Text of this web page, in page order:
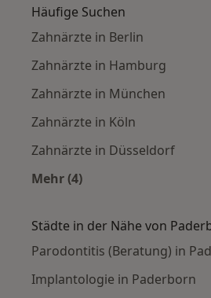
Häufige Suchen
Zahnärzte in Berlin
Zahnärzte in Hamburg
Zahnärzte in München
Zahnärzte in Köln
Zahnärzte in Düsseldorf
Mehr (4)
Städte in der Nähe von
Parodontitis (Beratung) in
Implantologie in Paderborn